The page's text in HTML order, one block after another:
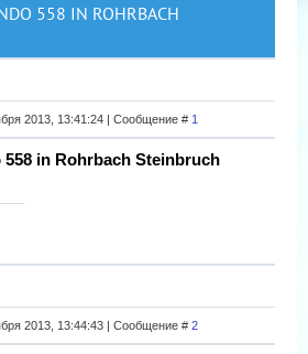
558 IN ROHRBACH
2013, 13:41:24 | Сообщение # 1
in Rohrbach Steinbruch
2013, 13:44:43 | Сообщение # 2